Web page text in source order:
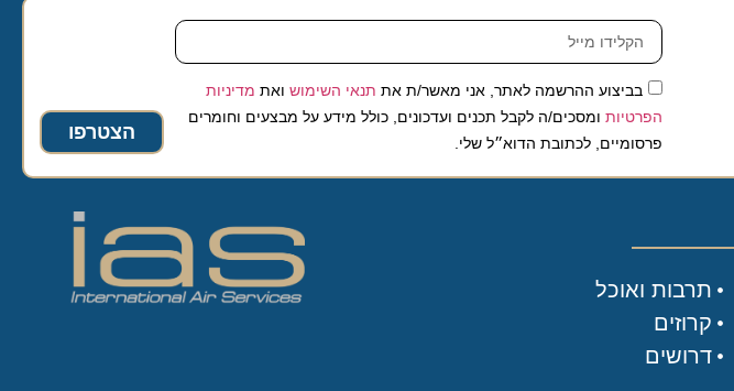
בביצוע ההרשמה לאתר, אני מאשר/ת אתתנאי השימושואת מדיניות
הפרטיותומסכים/ה לקבל תכנים ועדכונים, כולל מידע על מבצעים וחומרים
פרסומיים, לכתובת הדוא״ל שלי.
הצטרפו
תרבות ואוכל
קרוזים
דרושים